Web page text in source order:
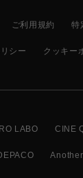
ご利用規約 特
シー クッキー
LABO CINE